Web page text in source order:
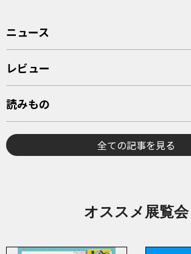
ニュース
レビュー
読みもの
全ての記事を見る
オススメ展覧会